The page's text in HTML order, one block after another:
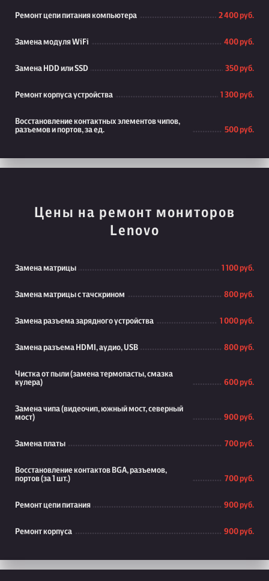
Ремонт цепи питания компьютера 2 400 руб.
Замена модуля WiFi 400 руб.
Замена HDD или SSD 350 руб.
Ремонт корпуса устройства 1 300 руб.
Восстановление контактных элементов чипов,
разъемов и портов, за ед.
500 руб.
Цены на ремонт мониторов
Lenovo
Замена матрицы 1 100 руб.
Замена матрицы с тачскрином 800 руб.
Замена разъема зарядного устройства 1 000 руб.
Замена разъема HDMI, аудио, USB 800 руб.
Чистка от пыли (замена термопасты, смазка
кулера)
600 руб.
Замена чипа (видеочип, южный мост, северный
мост)
900 руб.
Замена платы 700 руб.
Восстановление контактов BGA, разъемов,
портов (за 1 шт.)
700 руб.
Ремонт цепи питания 900 руб.
Ремонт корпуса 900 руб.